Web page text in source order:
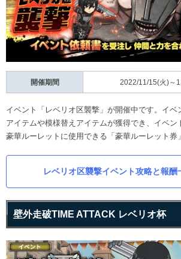
開催期間 2022/11/15(火)～
イベント「レベリオ区襲撃」が開催中です。イベ
アイテムや模様替えアイテムが獲得でき、イベン
豪華ルーレットに使用できる「豪華ルーレット券
レベリオ区襲撃イベント攻略と報酬
壁外走破TIME ATTACK レベリオ杯